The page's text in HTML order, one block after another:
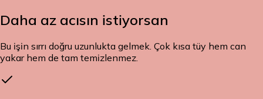
Daha az acısın istiyorsan
Bu işin sırrı doğru uzunlukta gelmek. Çok kısa tüy hem can
yakar hem de tam temizlenmez.